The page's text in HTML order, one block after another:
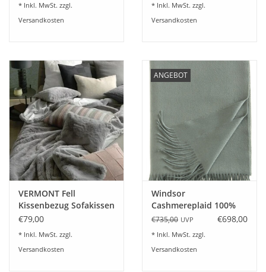
* Inkl. MwSt. zzgl.
Versandkosten
* Inkl. MwSt. zzgl.
Versandkosten
VERMONT Fell
Kissenbezug Sofakissen
Fellimitat-3 Größen
€79,00
* Inkl. MwSt. zzgl.
Versandkosten
ANGEBOT
Windsor
Cashmereplaid 100%
Kaschmir Farbe breeze
€735,00 UVP €698,00
* Inkl. MwSt. zzgl.
Versandkosten